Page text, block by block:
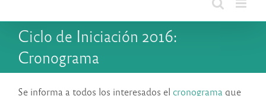
Ciclo de Iniciación 2016:
Cronograma
Se informa a todos los interesados el cronograma que